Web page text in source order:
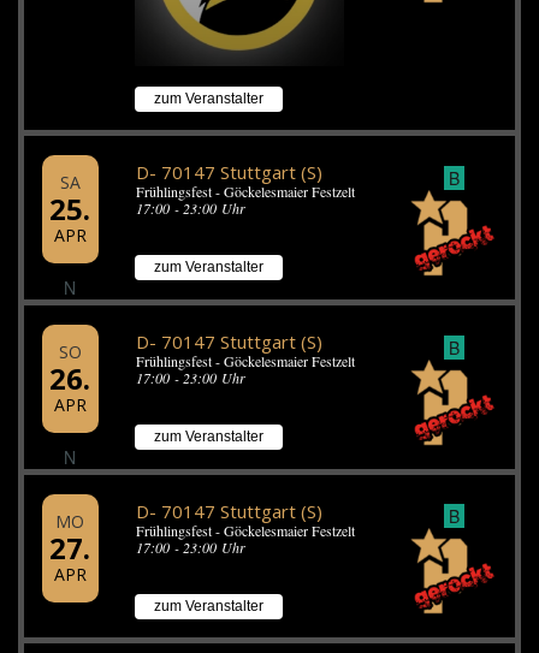
zum Veranstalter
SA
25.
APR
N
D- 70147 Stuttgart (S)
Frühlingsfest - Göckelesmaier Festzelt
17:00 - 23:00 Uhr
zum Veranstalter
B
SO
26.
APR
N
D- 70147 Stuttgart (S)
Frühlingsfest - Göckelesmaier Festzelt
17:00 - 23:00 Uhr
zum Veranstalter
B
MO
27.
APR
D- 70147 Stuttgart (S)
Frühlingsfest - Göckelesmaier Festzelt
17:00 - 23:00 Uhr
zum Veranstalter
B